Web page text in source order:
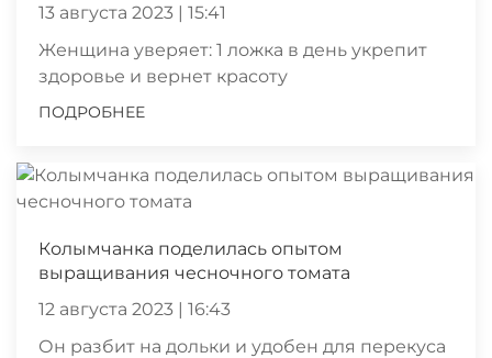
13 августа 2023 | 15:41
Женщина уверяет: 1 ложка в день укрепит
здоровье и вернет красоту
ПОДРОБНЕЕ
Колымчанка поделилась опытом
выращивания чесночного томата
12 августа 2023 | 16:43
Он разбит на дольки и удобен для перекуса